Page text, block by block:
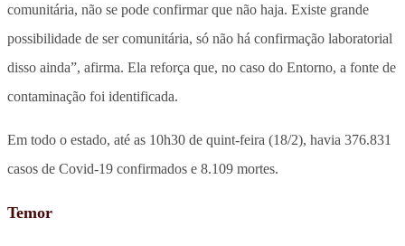
comunitária, não se pode confirmar que não haja. Existe grande
possibilidade de ser comunitária, só não há confirmação laboratorial
disso ainda”, afirma. Ela reforça que, no caso do Entorno, a fonte de
contaminação foi identificada.
Em todo o estado, até as 10h30 de quint-feira (18/2), havia 376.831
casos de Covid-19 confirmados e 8.109 mortes.
Temor